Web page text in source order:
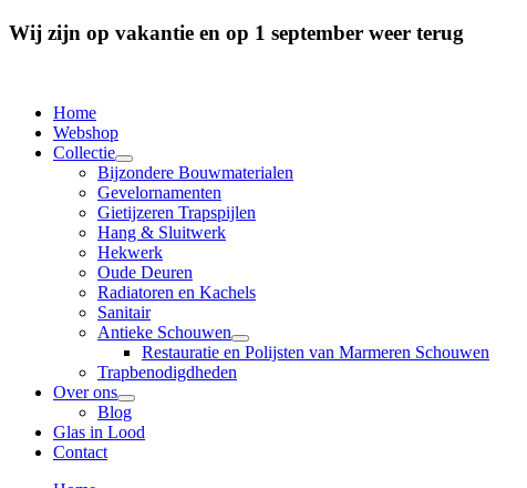
Wij zijn op vakantie en op 1 september weer terug
Home
Webshop
Collectie
Bijzondere Bouwmaterialen
Gevelornamenten
Gietijzeren Trapspijlen
Hang & Sluitwerk
Hekwerk
Oude Deuren
Radiatoren en Kachels
Sanitair
Antieke Schouwen
Restauratie en Polijsten van Marmeren Schouwen
Trapbenodigdheden
Over ons
Blog
Glas in Lood
Contact